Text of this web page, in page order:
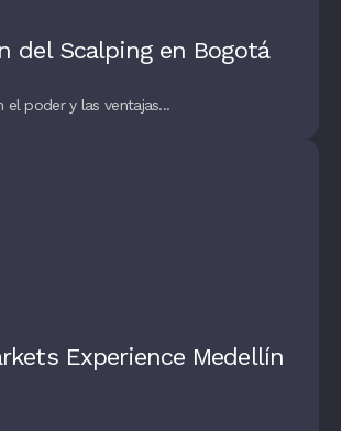
del Scalping en Bogotá
el poder y las ventajas...
Experience Medellín